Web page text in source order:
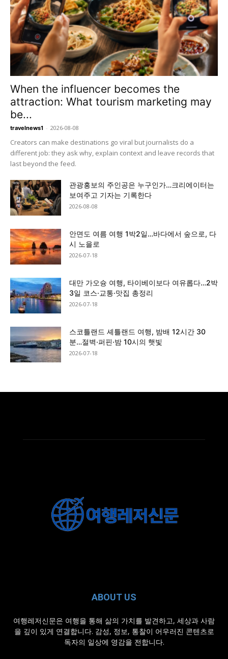
When the influencer becomes the
attraction: What tourism marketing may
be...
travelnews1 - 2026-08-08
Creators can make destinations go viral but journalists do a
different job: they ask why, explain context and leave records that
last beyond the feed.
관광홍보의 주인공은 누구인가…크리에이터는
보여주고 기자는 기록한다
2026-08-08
안면도 여름 여행 1박2일…바다에서 숲으로, 다
시 노을로
2026-07-18
대만 가오슝 여행, 타이베이보다 여유롭다…2박
3일 코스·교통·맛집 총정리
2026-07-18
스코틀랜드 셰틀랜드 여행, 밤배 12시간 30
분…절벽·퍼핀·밤 10시의 햇빛
2026-07-18
ABOUT US
여행레저신문은 여행을 통해 삶의 가치를 발견하고, 세상과 사람
을 깊이 있게 연결합니다. 감성, 정보, 통찰이 어우러진 콘텐츠로
독자의 일상에 영감을 전합니다.